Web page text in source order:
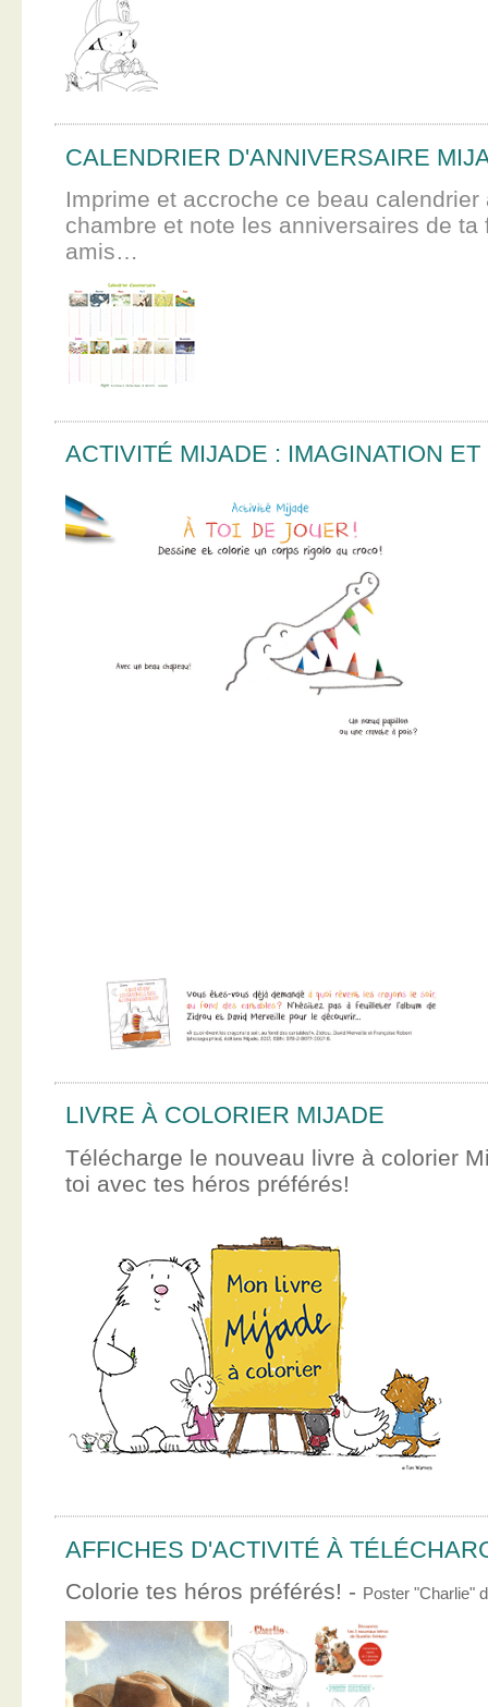
CALENDRIER D'ANNIVERSAIRE
Imprime et accroche ce beau calendrier
chambre et note les anniversaires de ta
amis…
ACTIVITÉ MIJADE : IMAGINATION
LIVRE À COLORIER MIJADE
Télécharge le nouveau livre à colorier
toi avec tes héros préférés!
AFFICHES D'ACTIVITÉ À
Colorie tes héros préférés! - Poster "Charlie"